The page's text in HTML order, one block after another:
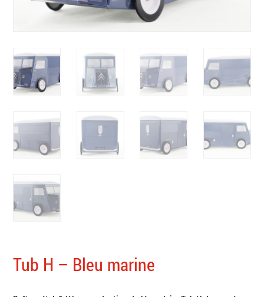
Tub H – Bleu marine